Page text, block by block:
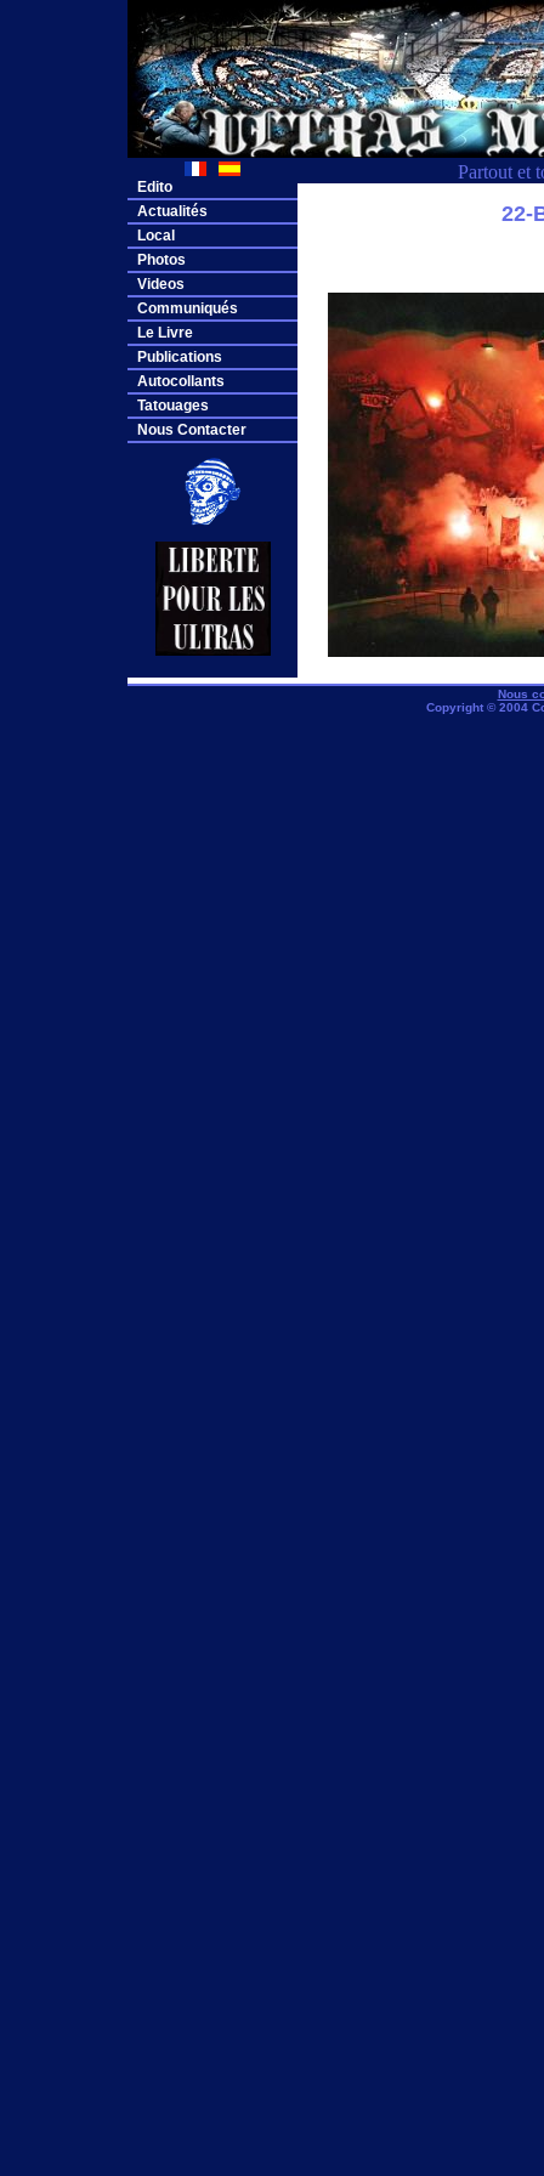
Partout et
Edito
Actualités
Local
Photos
Videos
Communiqués
Le Livre
Publications
Autocollants
Tatouages
Nous Contacter
22-
Nous
Copyright © 2004